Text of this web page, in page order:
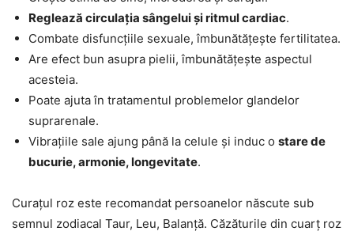
Reglează circulația sângelui și ritmul cardiac.
Combate disfuncțiile sexuale, îmbunătățește fertilitatea.
Are efect bun asupra pielii, îmbunătățește aspectul
acesteia.
Poate ajuta în tratamentul problemelor glandelor
suprarenale.
Vibrațiile sale ajung până la celule și induc o stare de
bucurie, armonie, longevitate.
Curațul roz este recomandat persoanelor născute sub
semnul zodiacal Taur, Leu, Balanță. Căzăturile din cuarț roz